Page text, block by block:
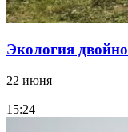
Экология
22 июня
15:24